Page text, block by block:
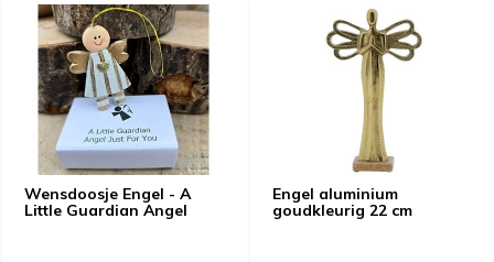
Wensdoosje Engel - A
Little Guardian Angel
Engel aluminium
goudkleurig 22 cm